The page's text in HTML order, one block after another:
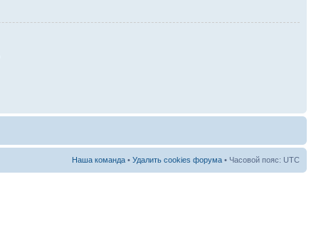
Наша команда • Удалить cookies форума • Часовой пояс: UTC